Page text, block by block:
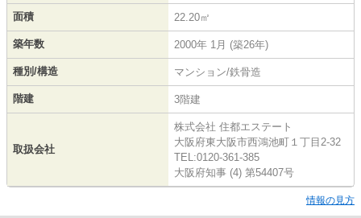
面積 22.20㎡
築年数 2000年 1月 (築26年)
種別/構造 マンション/鉄骨造
階建 3階建
取扱会社
株式会社 住都エステート
大阪府東大阪市西鴻池町１丁目2-32
TEL:0120-361-385
大阪府知事 (4) 第54407号
情報の見方